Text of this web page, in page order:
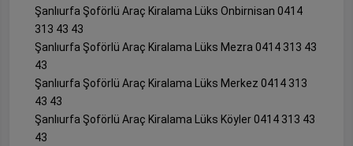
Şanlıurfa Şoförlü Araç Kiralama Lüks Onbirnisan 0414
313 43 43
Şanlıurfa Şoförlü Araç Kiralama Lüks Mezra 0414 313 43
43
Şanlıurfa Şoförlü Araç Kiralama Lüks Merkez 0414 313
43 43
Şanlıurfa Şoförlü Araç Kiralama Lüks Köyler 0414 313 43
43